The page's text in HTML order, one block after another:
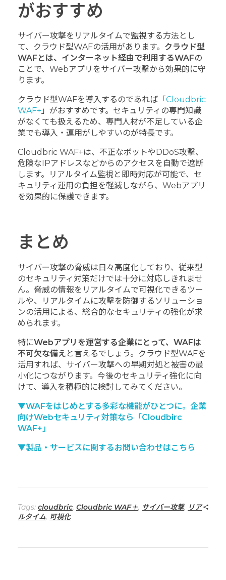
がおすすめ
サイバー攻撃をリアルタイムで監視する方法とし
て、クラウド型WAFの活用があります。 クラウド型
WAFとは、インターネット経由で利用するWAFの
ことで、Webアプリをサイバー攻撃から効果的に守
ります。
クラウド型WAFを導入するのであれば「 Cloudbric
WAF+ 」がおすすめです。セキュリティの専門知識
がなくても扱えるため、専門人材が不足している企
業でも導入・運用がしやすいのが特長です。
Cloudbric WAF+は、不正なボットやDDoS攻撃、
危険なIPアドレスなどからのアクセスを自動で遮断
します。リアルタイム監視と即時対応が可能で、セ
キュリティ運用の負担を軽減しながら、Webアプリ
を効果的に保護できます。
まとめ
サイバー攻撃の脅威は日々高度化しており、従来型
のセキュリティ対策だけでは十分に対応しきれませ
ん。脅威の情報をリアルタイムで可視化できるツー
ルや、リアルタイムに攻撃を防御するソリューショ
ンの活用による、総合的なセキュリティの強化が求
められます。
特にWebアプリを運営する企業にとって、WAFは
不可欠な備え と言えるでしょう。クラウド型WAFを
活用すれば、サイバー攻撃への早期対処と被害の最
小化につながります。今後のセキュリティ強化に向
けて、導入を積極的に検討してみてください。
▼WAFをはじめとする多彩な機能がひとつに。企業
向けWebセキュリティ対策なら「Cloudbirc
WAF+」
▼製品・サービスに関するお問い合わせはこちら
Tags: cloudbric, Cloudbric WAF＋, サイバー攻撃, リア
ルタイム, 可視化